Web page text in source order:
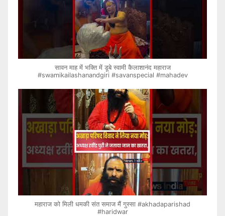
सावन माह में भक्ति में डूबे स्वामी कैलाशानंद महाराज
#swamikailashanandgiri #savanspecial #mahadev
महाराज को मिली धमकी संत समाज मैं गुस्सा #akhadaparishad
#haridwar